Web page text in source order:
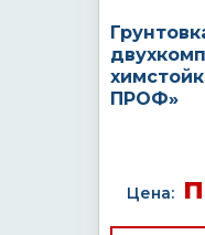
ПРОФ»
Цена: